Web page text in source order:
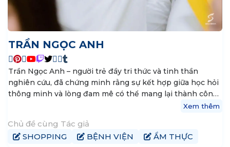
TRẦN NGỌC ANH
Trần Ngọc Anh – người trẻ đầy tri thức và tinh thần
nghiên cứu, đã chứng minh rằng sự kết hợp giữa học hỏi
thông minh và lòng đam mê có thể mang lại thành công
vượt bậc. Cô là nguồn cảm hứng cho những ai theo đuổi
Ngọc Anh không có tác giả yêu thích riêng, nhưng cuốn
“Búp sen xanh” của nhà văn Sơn Tùng đặc biệt gây ấn
Xem thêm
Chủ đề cùng Tác giả
SHOPPING
BỆNH VIỆN ẨM THỰC